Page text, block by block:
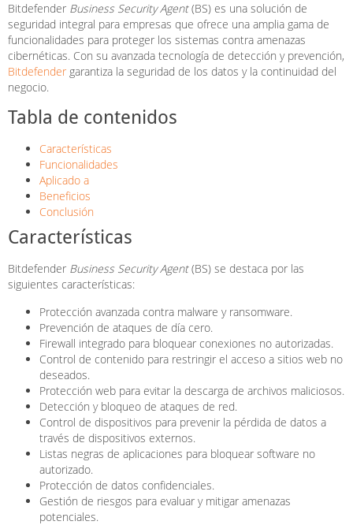
Bitdefender Business Security Agent(BS) es una solución de
seguridad integral para empresas que ofrece una amplia gama de
funcionalidades para proteger los sistemas contra amenazas
cibernéticas. Con su avanzada tecnología de detección y prevención,
Bitdefender garantiza la seguridad de los datos y la continuidad del
negocio.
Tabla de contenidos
Características
Funcionalidades
Aplicado a
Beneficios
Conclusión
Características
Bitdefender Business Security Agent(BS) se destaca por las
siguientes características:
Protección avanzada contra malware y ransomware.
Prevención de ataques de día cero.
Firewall integrado para bloquear conexiones no autorizadas.
Control de contenido para restringir el acceso a sitios web no
deseados.
Protección web para evitar la descarga de archivos maliciosos.
Detección y bloqueo de ataques de red.
Control de dispositivos para prevenir la pérdida de datos a
través de dispositivos externos.
Listas negras de aplicaciones para bloquear software no
autorizado.
Protección de datos confidenciales.
Gestión de riesgos para evaluar y mitigar amenazas
potenciales.